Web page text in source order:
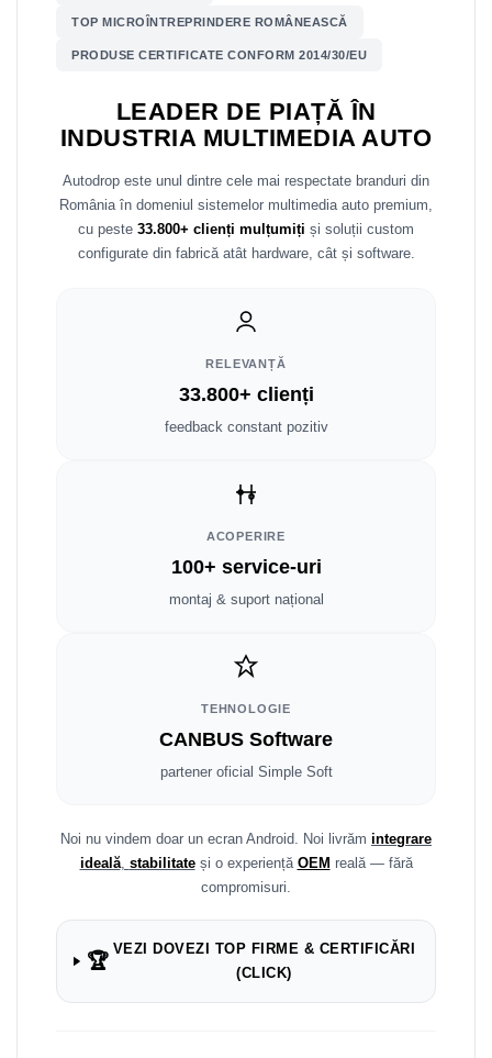
Land Rover
Honda
Citroen
Navigații auto universale
Navigații auto universale
Navigații universale 2DIN
Navigații universale 1DIN
Rame adaptoare auto
TOP MICROÎNTREPRINDERE ROMÂNEASCĂ
PRODUSE CERTIFICATE CONFORM 2014/30/EU
LEADER DE PIAȚĂ ÎN
INDUSTRIA MULTIMEDIA AUTO
Autodrop este unul dintre cele mai respectate branduri din
România în domeniul sistemelor multimedia auto premium,
cu peste 33.800+ clienți mulțumiți și soluții custom
configurate din fabrică atât hardware, cât și software.
RELEVANȚĂ
33.800+ clienți
feedback constant pozitiv
ACOPERIRE
100+ service-uri
montaj & suport național
TEHNOLOGIE
CANBUS Software
partener oficial Simple Soft
Noi nu vindem doar un ecran Android. Noi livrăm integrare
ideală, stabilitateși o experiență OEM reală — fără
compromisuri.
🏆
VEZI DOVEZI TOP FIRME & CERTIFICĂRI
(CLICK)